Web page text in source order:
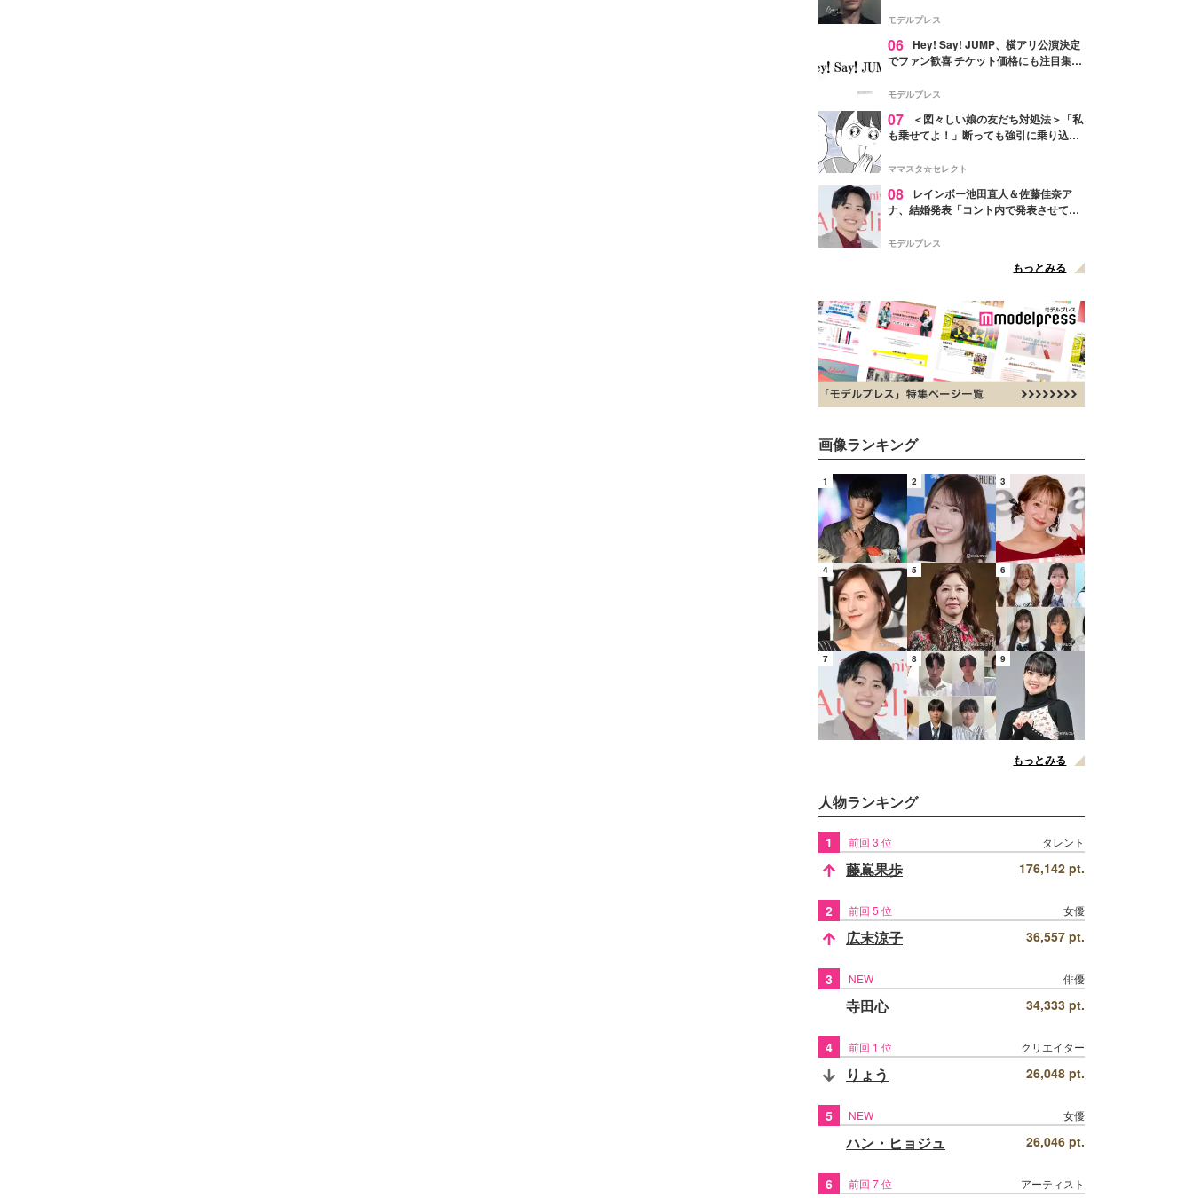
モデルプレス
06 Hey! Say! JUMP、横アリ公演決定
でファン歓喜 チケット価格にも注目集ま
モデルプレス
07
＜図々しい娘の友だち対処法＞「私
も乗せてよ！」断っても強引に乗り込ん
ママスタ☆セレクト
08
レインボー池田直人＆佐藤佳奈ア
ナ、結婚発表「コント内で発表させてい
点変更のため
モデルプレス
もっとみる
画像ランキング
1 2 3
4 5 6
7 8 9
もっとみる
人物ランキング
1 前回 3 位 タレント
藤嶌果歩 176,142 pt.
2 前回 5 位 女優
広末涼子 36,557 pt.
3 NEW 俳優
寺田心 34,333 pt.
4 前回 1 位 クリエイター
りょう 26,048 pt.
5 NEW 女優
ハン・ヒョジュ 26,046 pt.
6 前回 7 位 アーティスト